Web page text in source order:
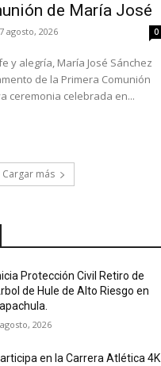
de María José
7 agosto, 2026 0
y alegría, María José Sánchez
de la Primera Comunión
ceremonia celebrada en...
Cargar más
Protección Civil Retiro de
de Hule de Alto Riesgo en
2026
en la Carrera Atlética 4K